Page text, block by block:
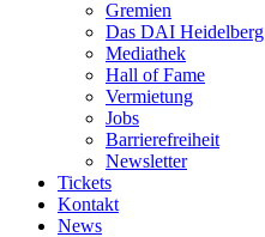
Gremien
Das DAI
Mediathek
Hall of Fame
Vermietung
Jobs
Barrierefreiheit
Newsletter
Tickets
Kontakt
News